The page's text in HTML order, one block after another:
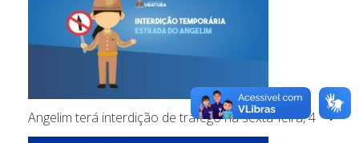
Angelim terá interdição de tráfego na sexta-feira, 4